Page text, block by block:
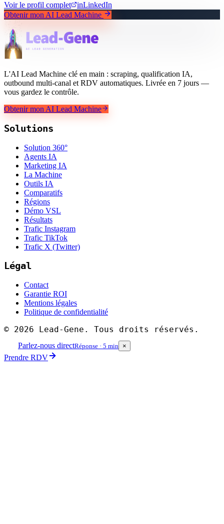
Voir le profil complet inLinkedIn
Obtenir mon AI Lead Machine
L'AI Lead Machine clé en main : scraping, qualification IA,
outbound multi-canal et RDV automatiques. Livrée en 7 jours —
vous gardez le contrôle.
Obtenir mon AI Lead Machine
Solutions
Solution 360°
Agents IA
Marketing IA
La Machine
Outils IA
Comparatifs
Régions
Démo VSL
Résultats
Trafic Instagram
Trafic TikTok
Trafic X (Twitter)
Légal
Contact
Garantie ROI
Mentions légales
Politique de confidentialité
© 2026 Lead-Gene. Tous droits réservés.
Parlez-nous directRéponse · 5 min ×
Prendre RDV